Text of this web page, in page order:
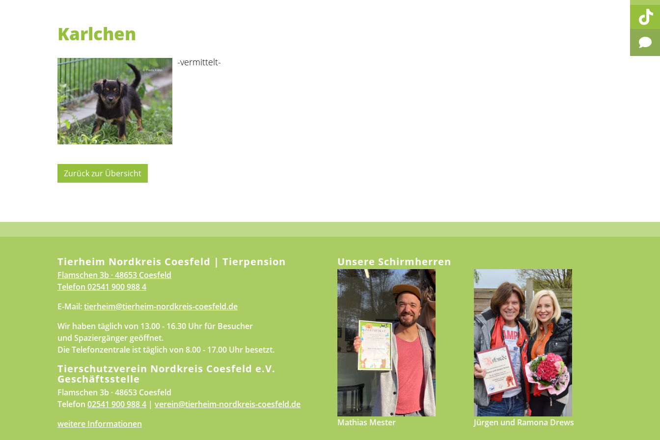
Karlchen
-vermittelt-
Zurück zur Übersicht
Tierheim Nordkreis Coesfeld | Tierpension
Flamschen 3b · 48653 Coesfeld
Telefon 02541 900 988 4
E-Mail:tierheim@tierheim-nordkreis-coesfeld.de
Wir haben täglich von 13.00 - 16.30 Uhr für Besucher
und Spaziergänger geöffnet.
Die Telefonzentrale ist täglich von 8.00 - 17.00 Uhr besetzt.
Tierschutzverein Nordkreis Coesfeld e.V.
Geschäftsstelle
Flamschen 3b · 48653 Coesfeld
Telefon 02541 900 988 4 | verein@tierheim-nordkreis-coesfeld.de
weitere Informationen
Unsere Schirmherren
Mathias Mester Jürgen und Ramona Drews